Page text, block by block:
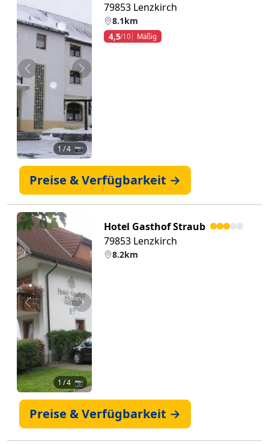
Zurück Weiter
1 / 4 📷
79853 Lenzkirch
8.1km
4,5/10 Mäßig
Preise & Verfügbarkeit →
Zurück Weiter
1 / 4 📷
Hotel Gasthof Straub
79853 Lenzkirch
8.2km
Preise & Verfügbarkeit →